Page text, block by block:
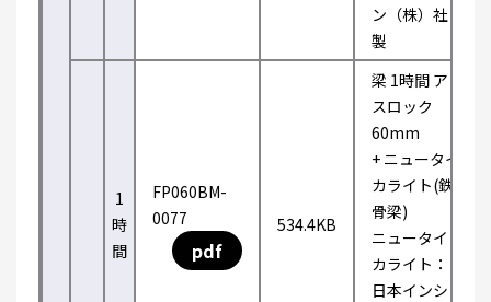
ン（株）社
製
1
時
間
FP060BM-
0077
pdf
534.4KB
梁 1時間 ア
スロック
60mm
+ ニュータイ
カライト(鉄
骨梁)
ニュータイ
カライト：
日本インシ